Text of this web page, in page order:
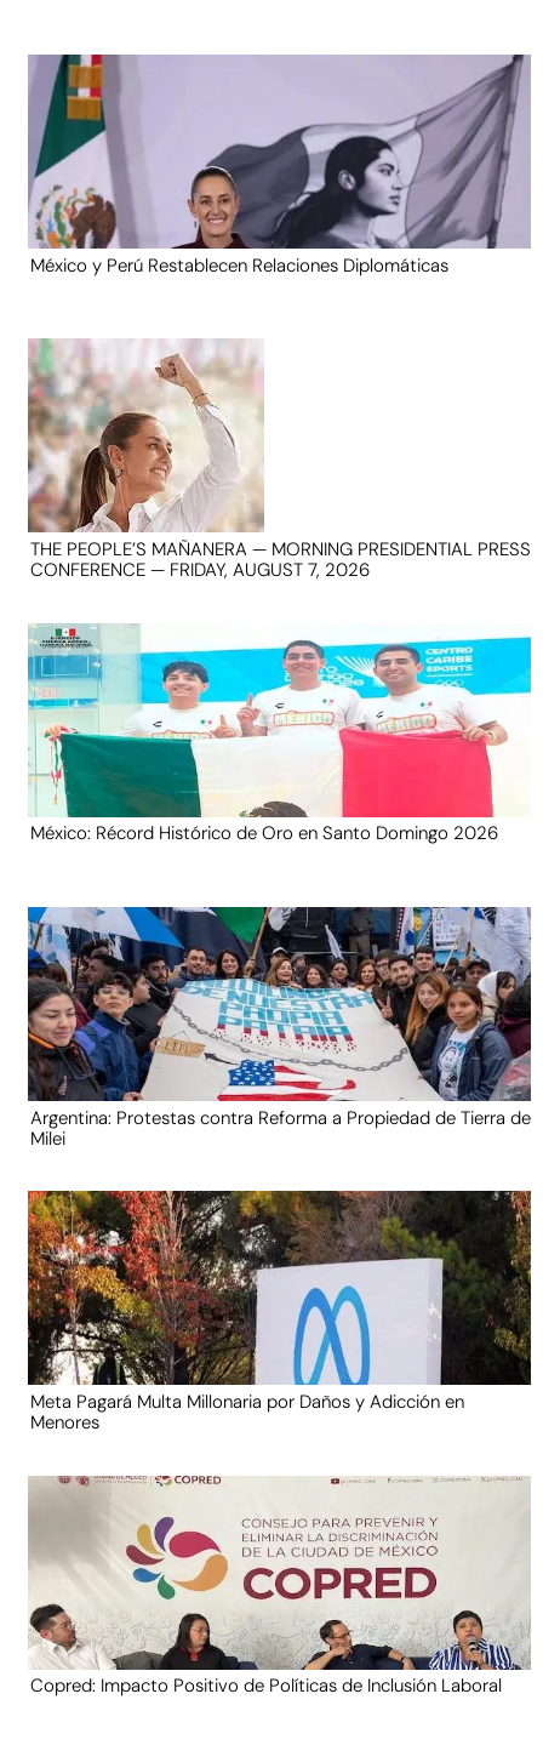
México y Perú Restablecen Relaciones Diplomáticas
THE PEOPLE’S MAÑANERA — MORNING PRESIDENTIAL PRESS
CONFERENCE — FRIDAY, AUGUST 7, 2026
México: Récord Histórico de Oro en Santo Domingo 2026
Argentina: Protestas contra Reforma a Propiedad de Tierra de
Milei
Meta Pagará Multa Millonaria por Daños y Adicción en
Menores
Copred: Impacto Positivo de Políticas de Inclusión Laboral